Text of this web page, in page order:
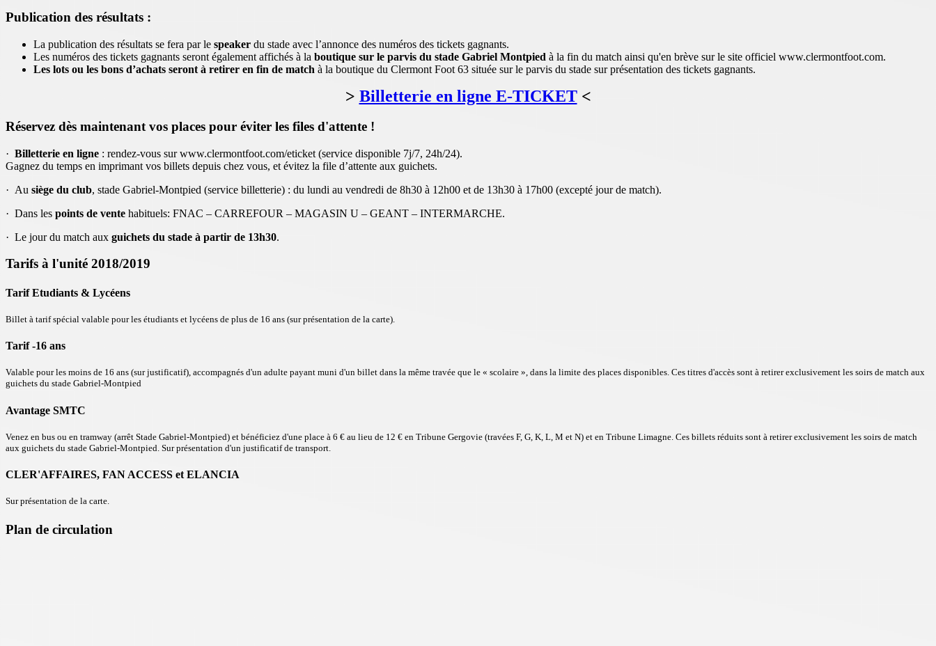
Publication des résultats :
La publication des résultats se fera par le speaker du stade avec l’annonce des numéros des tickets gagnants.
Les numéros des tickets gagnants seront également affichés à la boutique sur le parvis du stade Gabriel Montpied à la fin du match ainsi qu'en brève sur le site officiel www.clermontfoot.com.
Les lots ou les bons d’achats seront à retirer en fin de match à la boutique du Clermont Foot 63 située sur le parvis du stade sur présentation des tickets gagnants.
> Billetterie en ligne E-TICKET<
Réservez dès maintenant vos places pour éviter les files d'attente !
· Billetterie en ligne : rendez-vous sur www.clermontfoot.com/eticket (service disponible 7j/7, 24h/24).
Gagnez du temps en imprimant vos billets depuis chez vous, et évitez la file d’attente aux guichets.
· Au siège du club, stade Gabriel-Montpied (service billetterie) : du lundi au vendredi de 8h30 à 12h00 et de 13h30 à 17h00 (excepté jour de match).
· Dans les points de vente habituels: FNAC – CARREFOUR – MAGASIN U – GEANT – INTERMARCHE.
· Le jour du match aux guichets du stade à partir de 13h30.
Tarifs à l'unité 2018/2019
Tarif Etudiants & Lycéens
Billet à tarif spécial valable pour les étudiants et lycéens de plus de 16 ans (sur présentation de la carte).
Tarif -16 ans
Valable pour les moins de 16 ans (sur justificatif), accompagnés d'un adulte payant muni d'un billet dans la même travée que le « scolaire », dans la limite des places disponibles. Ces titres d'accès sont à retirer exclusivement les soirs de match aux
guichets du stade Gabriel-Montpied
Avantage SMTC
Venez en bus ou en tramway (arrêt Stade Gabriel-Montpied) et bénéficiez d'une place à 6 € au lieu de 12 € en Tribune Gergovie (travées F, G, K, L, M et N) et en Tribune Limagne. Ces billets réduits sont à retirer exclusivement les soirs de match
aux guichets du stade Gabriel-Montpied. Sur présentation d'un justificatif de transport.
CLER'AFFAIRES, FAN ACCESS et ELANCIA
Sur présentation de la carte.
Plan de circulation